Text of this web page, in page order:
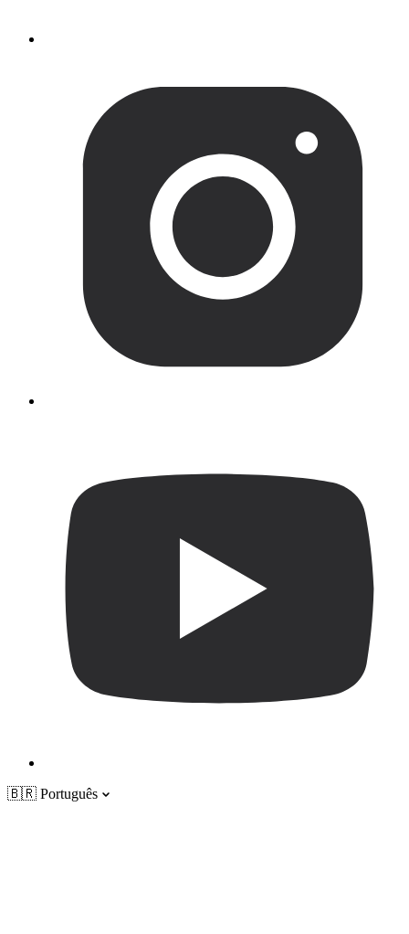
🇧🇷 Português